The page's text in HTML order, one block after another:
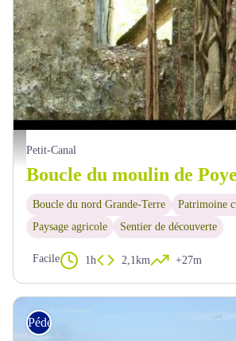
moulin de Poyen - PNG
Petit-Canal
Boucle du moulin de
Boucle du nord Grande-Terre
Patrimoine
Paysage agricole
Sentier de découverte
Facile 1h 2,1km +27m
Pédestre